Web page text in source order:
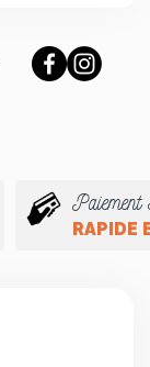
Paiement
RAPIDE